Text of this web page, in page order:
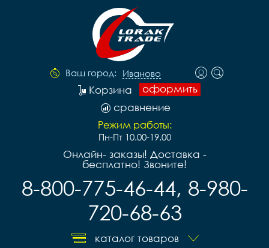
Ваш город: Иваново
оформить
Корзина
сравнение
Режим работы:
Пн-Пт 10.00-19.00
Онлайн- заказы! Доставка -
бесплатно! Звоните!
8-800-775-46-44, 8-980-
720-68-63
каталог товаров